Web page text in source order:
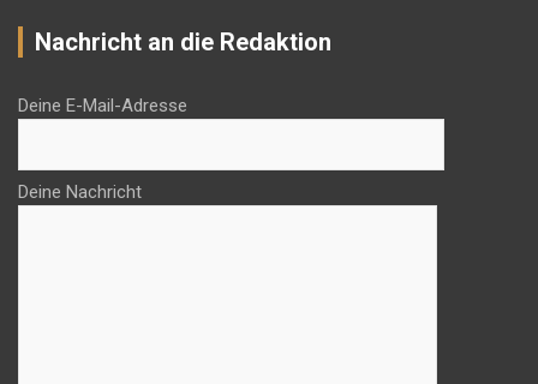
Nachricht an die Redaktion
Deine E-Mail-Adresse
Deine Nachricht